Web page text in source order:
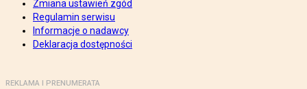
Zmiana ustawień zgód
Regulamin serwisu
Informacje o nadawcy
Deklaracja dostępności
REKLAMA I PRENUMERATA